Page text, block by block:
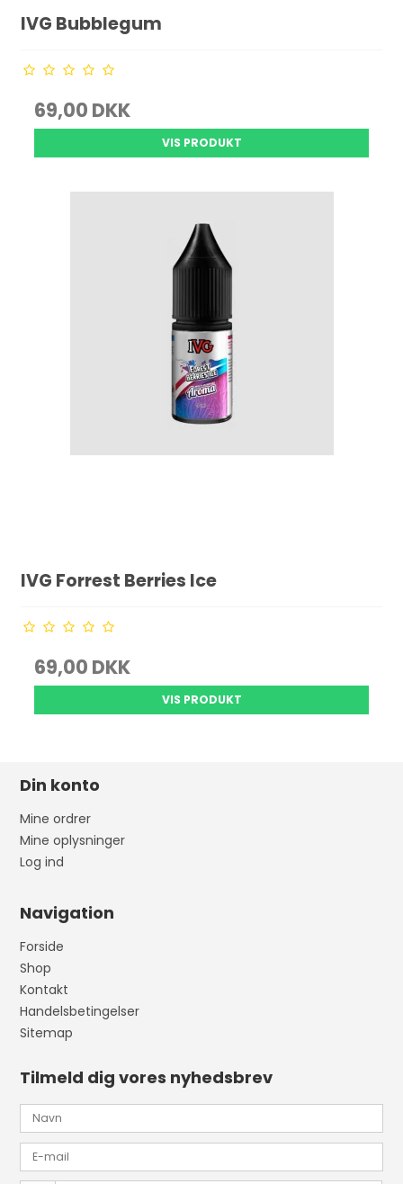
IVG Bubblegum
69,00 DKK
VIS PRODUKT
IVG Forrest Berries Ice
69,00 DKK
VIS PRODUKT
Din konto
Mine ordrer
Mine oplysninger
Log ind
Navigation
Forside
Shop
Kontakt
Handelsbetingelser
Sitemap
Tilmeld dig vores nyhedsbrev